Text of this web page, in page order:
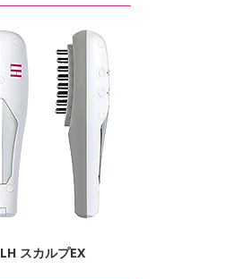
LH スカルプEX